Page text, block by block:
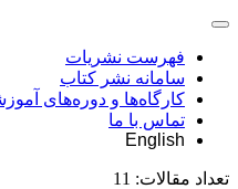
فهرست نشریات
سامانه نشر کتاب
کارگاه‌ها و دوره‌های
تماس با ما
English
تعداد مقالات: 11